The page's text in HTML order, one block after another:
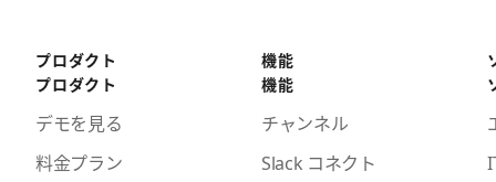
プロダクト
プロダクト
デモを見る
料金プラン
機能
機能
チャンネル
Slack コネクト